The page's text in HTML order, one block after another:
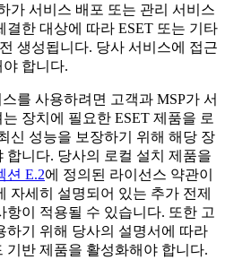
가 서비스 배포 또는 관리 서비스
결한 대상에 따라 ESET 또는 기타
생성됩니다. 당사 서비스에 접근
합니다.
를 사용하려면 고객과 MSP가 서
장치에 필요한 ESET 제품을 로
신 성능을 보장하기 위해 해당 장
합니다. 당사의 로컬 설치 제품을
션 E.2에 정의된 라이선스 약관이
자세히 설명되어 있는 추가 전제
항이 적용될 수 있습니다. 또한 고
하기 위해 당사의 설명서에 따라
기반 제품을 활성화해야 합니다.